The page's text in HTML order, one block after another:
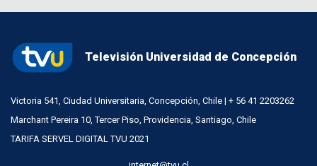
Televisión Universidad de Concepción
Victoria 541, Ciudad Universitaria, Concepción, Chile | + 56 41 2203262
Marchant Pereira 10, Tercer Piso, Providencia, Santiago, Chile
TARIFA SERVEL DIGITAL TVU 2021